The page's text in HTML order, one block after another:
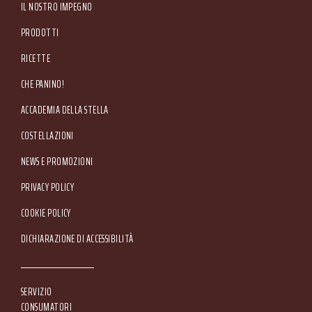
IL NOSTRO IMPEGNO
PRODOTTI
RICETTE
CHE PANINO!
ACCADEMIA DELLA STELLA
COSTELLAZIONI
NEWS E PROMOZIONI
Footer Service Menu
PRIVACY POLICY
COOKIE POLICY
DICHIARAZIONE DI ACCESSIBILITÀ
SERVIZIO
CONSUMATORI